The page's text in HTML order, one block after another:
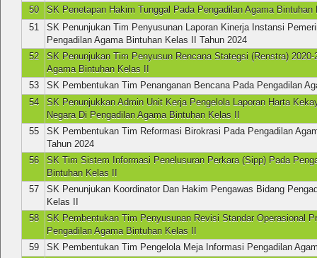
50
SK Penetapan Hakim Tunggal Pada Pengadilan Agama Bintuhan
51
SK Penunjukan Tim Penyusunan Laporan Kinerja Instansi
Pengadilan Agama Bintuhan Kelas II Tahun 2024
52
SK Penunjukan Tim Penyusun Rencana Stategsi (Renstra) 2020-
Agama Bintuhan Kelas II
53
SK Pembentukan Tim Penanganan Bencana Pada Pengadilan
54
SK Penunjukkan Admin Unit Kerja Pengelola Laporan Harta
Negara Di Pengadilan Agama Bintuhan Kelas II
55
SK Pembentukan Tim Reformasi Birokrasi Pada Pengadilan
Tahun 2024
56
SK Tim Sistem Informasi Penelusuran Perkara (Sipp) Pada
Bintuhan Kelas II
57
SK Penunjukan Koordinator Dan Hakim Pengawas Bidang
Kelas II
58
SK Pembentukan Tim Penyusunan Revisi Standar Operasional
Pengadilan Agama Bintuhan Kelas II
59
SK Pembentukan Tim Pengelola Meja Informasi Pengadilan